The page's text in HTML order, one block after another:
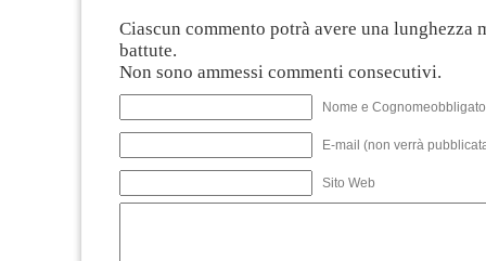
Ciascun commento potrà avere una lunghezza
battute.
Non sono ammessi commenti consecutivi.
Nome e
E-mail (non verrà
Sito Web